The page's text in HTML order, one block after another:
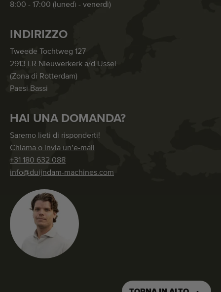
8:00 - 17:00 (lunedì - venerdì)
INDIRIZZO
Tweede Tochtweg 127
2913 LR Nieuwerkerk a/d IJssel
(Zona di Rotterdam)
Paesi Bassi
HAI UNA DOMANDA?
Saremo lieti di risponderti!
Chiama o invia un’e-mail
+31 180 632 088
info@duijndam-machines.com